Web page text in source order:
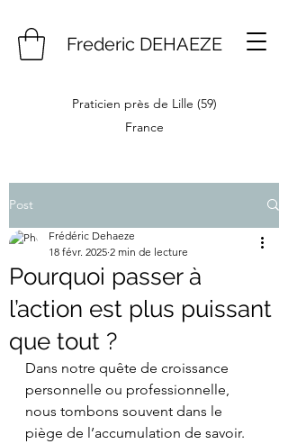
Frederic DEHAEZE
Praticien près de Lille (59)
France
Post
Pourquoi passer à
l’action est plus puissant
que tout ?
Frédéric Dehaeze
18 févr. 2025 2 min de lecture
Dans notre quête de croissance
personnelle ou professionnelle,
nous tombons souvent dans le
piège de l’accumulation de savoir.